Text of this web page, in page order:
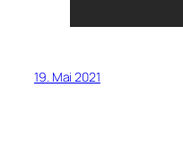
19. Mai 2021